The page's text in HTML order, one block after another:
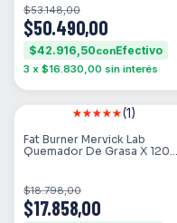
$50.490,00
$53.148,00
$42.916,50con
3 x $16.830,00 sin interés
SIN STOCK (1)
Fat Burner Mervick Lab
Quemador De Grasa X 120
$17.858,00
$18.798,00